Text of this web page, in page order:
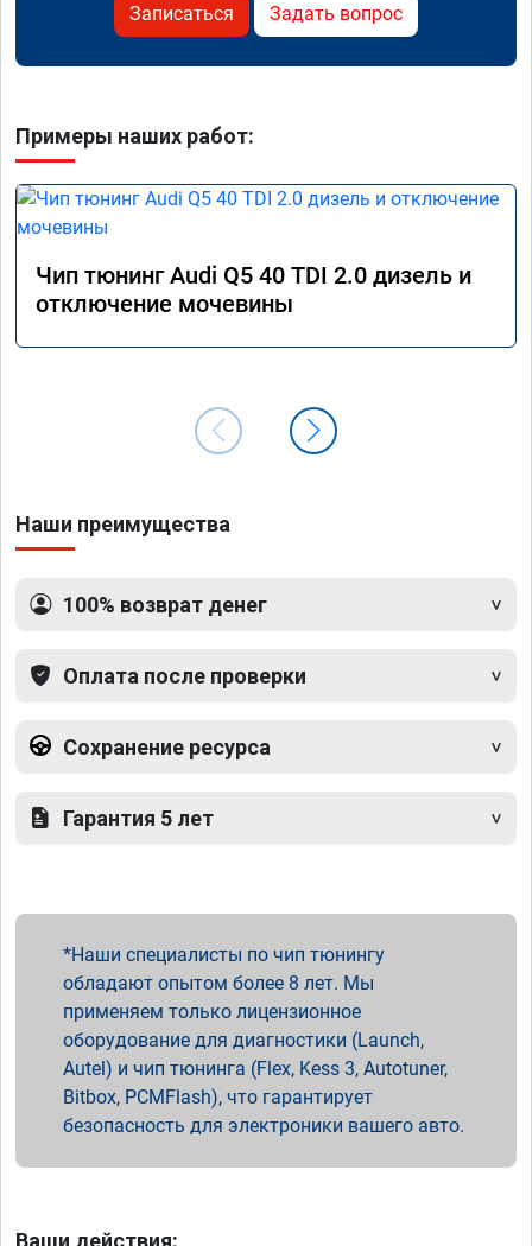
Записаться Задать вопрос
Примеры наших работ:
Чип тюнинг Audi Q5 40 TDI 2.0 дизель и
отключение мочевины
Наши преимущества
100% возврат денег
Оплата после проверки
Сохранение ресурса
Гарантия 5 лет
Наши специалисты по чип тюнингу
обладают опытом более 8 лет. Мы
применяем только лицензионное
оборудование для диагностики (Launch,
Autel) и чип тюнинга (Flex, Kess 3, Autotuner,
Bitbox, PCMFlash), что гарантирует
безопасность для электроники вашего авто.
Ваши действия: